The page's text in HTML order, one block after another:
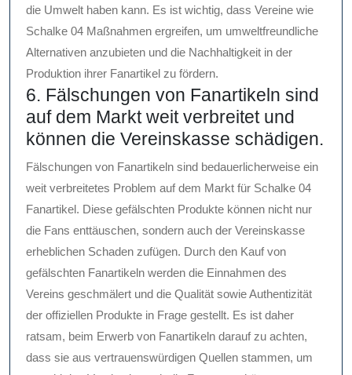
die Umwelt haben kann. Es ist wichtig, dass Vereine wie
Schalke 04 Maßnahmen ergreifen, um umweltfreundliche
Alternativen anzubieten und die Nachhaltigkeit in der
Produktion ihrer Fanartikel zu fördern.
6. Fälschungen von Fanartikeln sind
auf dem Markt weit verbreitet und
können die Vereinskasse schädigen.
Fälschungen von Fanartikeln sind bedauerlicherweise ein
weit verbreitetes Problem auf dem Markt für Schalke 04
Fanartikel. Diese gefälschten Produkte können nicht nur
die Fans enttäuschen, sondern auch der Vereinskasse
erheblichen Schaden zufügen. Durch den Kauf von
gefälschten Fanartikeln werden die Einnahmen des
Vereins geschmälert und die Qualität sowie Authentizität
der offiziellen Produkte in Frage gestellt. Es ist daher
ratsam, beim Erwerb von Fanartikeln darauf zu achten,
dass sie aus vertrauenswürdigen Quellen stammen, um